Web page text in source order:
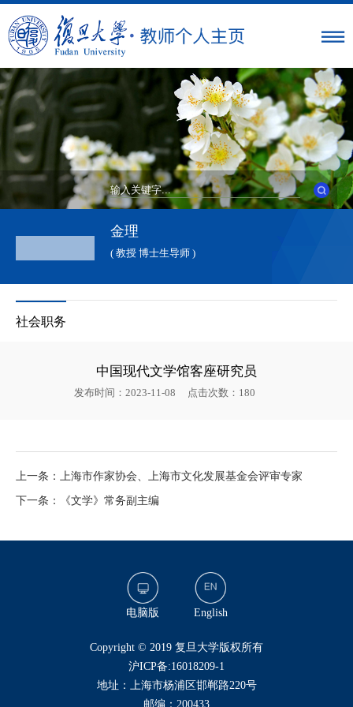
金理
( 教授 博士生导师 )
社会职务
中国现代文学馆客座研究员
发布时间：2023-11-08 点击次数： 180
上一条：上海市作家协会、上海市文化发展基金会评审专家
下一条：《文学》常务副主编
电脑版 English
​Copyright © 2019 复旦大学版权所有
沪ICP备:16018209-1
地址：上海市杨浦区邯郸路220号
邮编：200433